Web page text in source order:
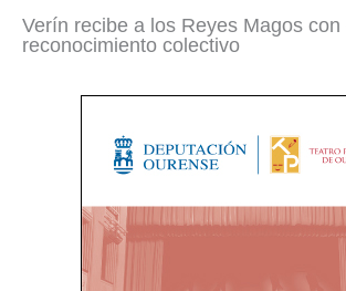
Verín recibe a los Reyes Magos
reconocimiento colectivo